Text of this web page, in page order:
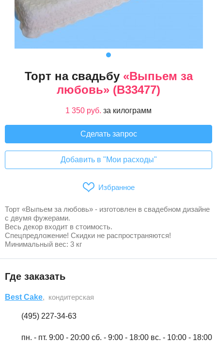
Торт на свадьбу «Выпьем за
любовь» (B33477)
1 350 руб. за килограмм
Сделать запрос
Добавить в "Мои расходы"
Избранное
Торт «Выпьем за любовь» - изготовлен в свадебном дизайне
с двумя фужерами.
Весь декор входит в стоимость.
Спецпредложение! Скидки не распространяются!
Минимальный вес: 3 кг
Где заказать
Best Cake, кондитерская
(495) 227-34-63
пн. - пт. 9:00 - 20:00 сб. - 9:00 - 18:00 вс. - 10:00 - 18:00